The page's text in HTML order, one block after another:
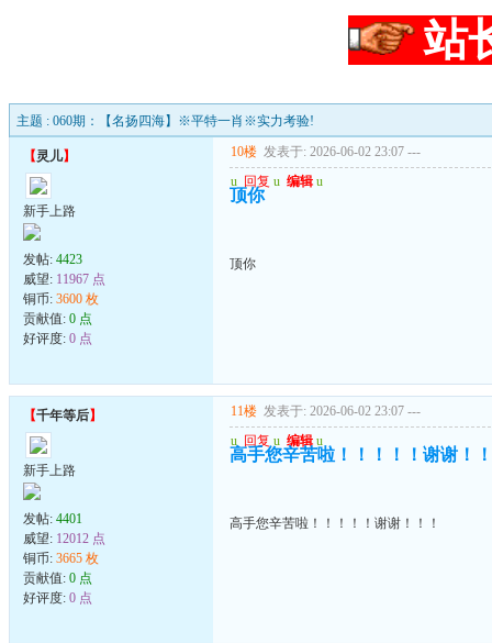
站
主题 : 060期：【名扬四海】※平特一肖※实力考验!
【灵儿】
新手上路
发帖: 4423
威望: 11967 点
铜币: 3600 枚
贡献值: 0 点
好评度: 0 点
10楼 发表于: 2026-06-02 23:07 ---
u 回复 u 编辑 u
顶你
顶你
【千年等后】
新手上路
发帖: 4401
威望: 12012 点
铜币: 3665 枚
贡献值: 0 点
好评度: 0 点
11楼 发表于: 2026-06-02 23:07 ---
u 回复 u 编辑 u
高手您辛苦啦！！！！！谢谢！
高手您辛苦啦！！！！！谢谢！！！